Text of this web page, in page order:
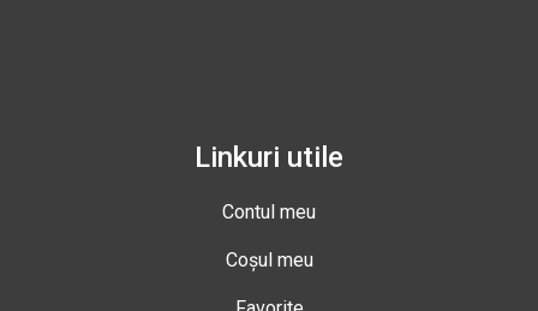
Linkuri utile
Contul meu
Coșul meu